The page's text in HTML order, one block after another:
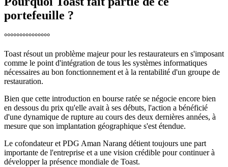
portefeuille ?
°°°°°°°°°°°°°°°
Toast résout un problème majeur pour les restaurateurs en s'imposant
comme le point d'intégration de tous les systèmes informatiques
nécessaires au bon fonctionnement et à la rentabilité d'un groupe de
restauration.
Bien que cette introduction en bourse ratée se négocie encore bien
en dessous du prix qu'elle avait à ses débuts, l'action a bénéficié
d'une dynamique de rupture au cours des deux dernières années, à
mesure que son implantation géographique s'est étendue.
Le cofondateur et PDG Aman Narang détient toujours une part
importante de l'entreprise et a une vision crédible pour continuer à
développer la présence mondiale de Toast.